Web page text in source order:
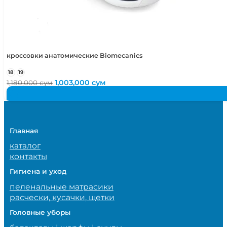
кроссовки анатомические Biomecanics
18 19
1,180,000сум Первоначальная
цена
1,180,000 сум.
1,003,000сум
цена:
Главная
каталог
контакты
Гигиена и уход
пеленальные матрасики
расчески, кусачки, щетки
Головные уборы